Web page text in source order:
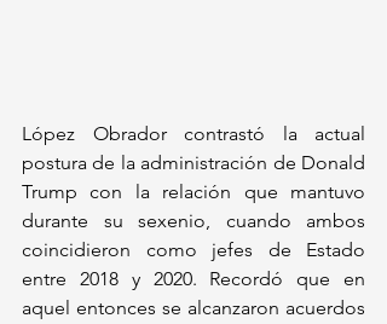
López Obrador contrastó la actual
postura de la administración de Donald
Trump con la relación que mantuvo
durante su sexenio, cuando ambos
coincidieron como jefes de Estado
entre 2018 y 2020. Recordó que en
aquel entonces se alcanzaron acuerdos